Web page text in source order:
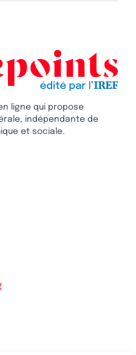
ligne qui propose
indépendante de
et sociale.